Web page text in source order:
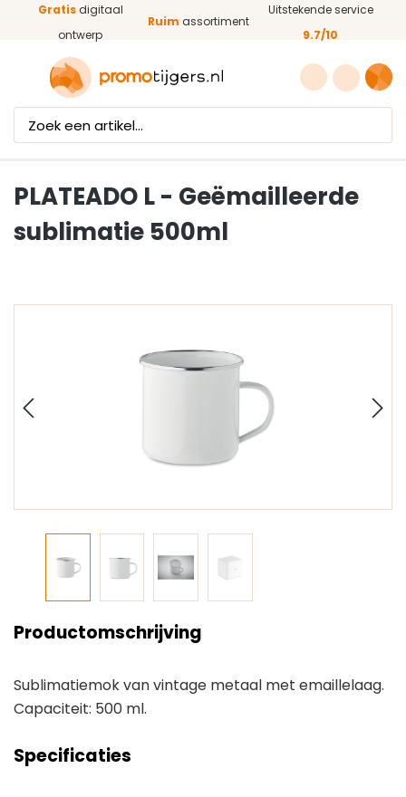
Ga naar de hoofdinhoud
Gratisdigitaal
ontwerp
Ruim assortiment
Uitstekende service
9.7/10
PLATEADO L - Geëmailleerde
sublimatie 500ml
Productomschrijving
Sublimatiemok van vintage metaal met emaillelaag.
Capaciteit: 500 ml.
Specificaties